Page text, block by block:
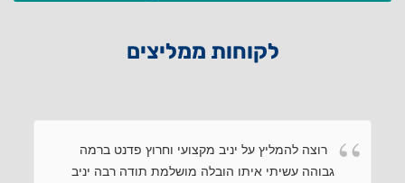
לקוחות ממליצים
רוצה להמליץ על יניב מקצועי וחרוץ פדנט ברמה
גבוהה עשיתי איתו הובלה מושלמת תודה רבה יניב